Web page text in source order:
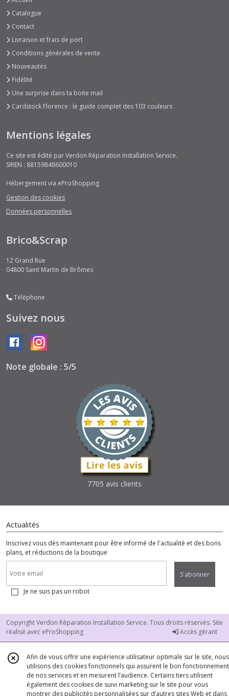
Catalogue
Contact
Livraison et frais de port
Conditions générales de vente
Nouveautés
Fidélité
Une surprise dans ta boite mail
Cardstock Florence : le guide complet des 103 couleurs
Mentions légales
Ce site est édité par Verdon Réparation Installation Service.
SIREN : 88159848600010
Hébergement via eProShopping
Gestion des cookies
Données personnelles
Brico&Scrap
12 Grand Rue
04800 Saint Martin de Brômes
Téléphone
Suivez nous
Note globale : 5/5
7705 avis clients
Actualités
Inscrivez vous dès maintenant pour être informé de l'actualité et des bons
plans, et réductions de la boutique
S'abonner
Je ne suis pas un robot
Copyright Verdon Réparation Installation Service. Tous droits réservés. Site
réalisé avec eProShopping Accès gérant
Afin de vous offrir une expérience utilisateur optimale sur le site, nous
utilisons des cookies fonctionnels qui assurent le bon fonctionnement
de nos services et en mesurent l’audience. Certains tiers utilisent
également des cookies de suivi marketing sur le site pour vous
montrer des publicités personnalisées sur d’autres sites Web et dans